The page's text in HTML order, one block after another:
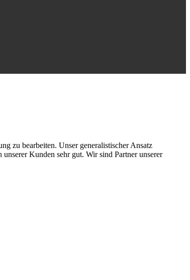
zu bearbeiten. Unser generalistischer Ansatz
Kunden sehr gut. Wir sind Partner unserer